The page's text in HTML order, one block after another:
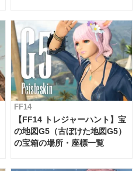
FF14
【FF14 トレジャーハント】宝
の地図G5（古ぼけた地図G5）
の宝箱の場所・座標一覧